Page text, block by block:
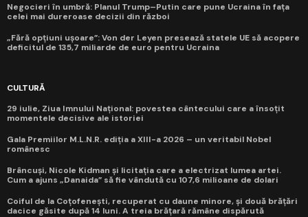
Negocieri în umbră: Planul Trump–Putin care pune Ucraina în fața
celei mai dureroase decizii din război
„Fără opțiuni ușoare”: Von der Leyen presează statele UE să acopere
deficitul de 135,7 miliarde de euro pentru Ucraina
CULTURĂ
29 iulie, Ziua Imnului Național: povestea cântecului care a însoțit
momentele decisive ale istoriei
Gala Premiilor M.L.N.R. ediția a XIII-a 2026 – un veritabil Nobel
românesc
Brâncuși, Nicole Kidman și licitația care a electrizat lumea artei.
Cum a ajuns „Danaida” să fie vândută cu 107,6 milioane de dolari
Coiful de la Coțofenești, recuperat cu daune minore, și două brățări
dacice găsite după 14 luni. A treia brățară rămâne dispărută